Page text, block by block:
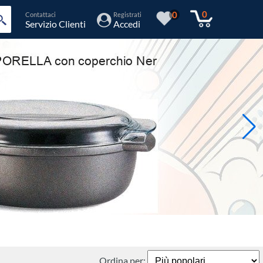
Contattaci
Servizio Clienti
Registrati
Accedi
0 0
Ordina per: